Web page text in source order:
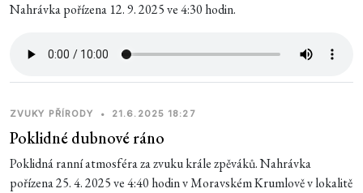
Nahrávka pořízena 12. 9. 2025 ve 4:30 hodin.
ZVUKY PŘÍRODY • 21.6.2025 18:27
Poklidné dubnové ráno
Poklidná ranní atmosféra za zvuku krále zpěváků. Nahrávka
pořízena 25. 4. 2025 ve 4:40 hodin v Moravském Krumlově v lokalitě